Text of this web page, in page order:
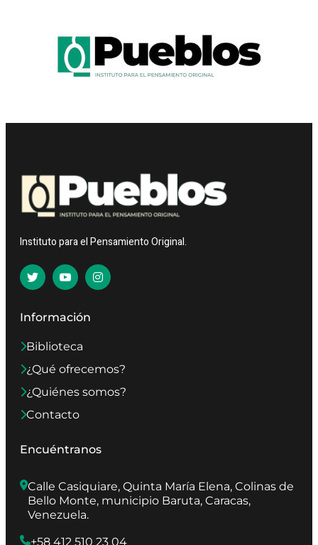
Instituto para el Pensamiento Original.
Información
Biblioteca
¿Qué ofrecemos?
¿Quiénes somos?
Contacto
Encuéntranos
Calle Casiquiare, Quinta María Elena, Colinas de
Bello Monte, municipio Baruta, Caracas,
Venezuela.
+58 412 510 23 04